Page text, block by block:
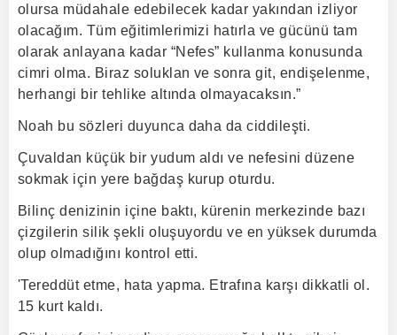
olursa müdahale edebilecek kadar yakından izliyor
olacağım. Tüm eğitimlerimizi hatırla ve gücünü tam
olarak anlayana kadar “Nefes” kullanma konusunda
cimri olma. Biraz soluklan ve sonra git, endişelenme,
herhangi bir tehlike altında olmayacaksın.”
Noah bu sözleri duyunca daha da ciddileşti.
Çuvaldan küçük bir yudum aldı ve nefesini düzene
sokmak için yere bağdaş kurup oturdu.
Bilinç denizinin içine baktı, kürenin merkezinde bazı
çizgilerin silik şekli oluşuyordu ve en yüksek durumda
olup olmadığını kontrol etti.
'Tereddüt etme, hata yapma. Etrafına karşı dikkatli ol.
15 kurt kaldı.